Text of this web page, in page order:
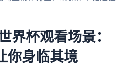
界杯观看场景：
你身临其境